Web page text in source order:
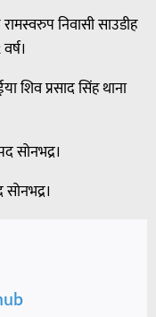
निवासी साउडीह
शिव प्रसाद सिंह थाना
सोनभद्र।